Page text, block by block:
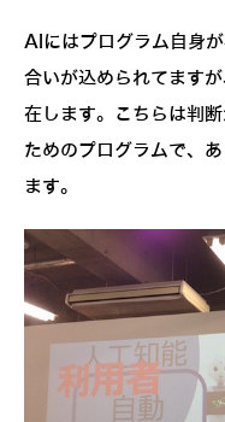
AIにはプログラム自身
合いが込められてます
在します。こちらは判
ためのプログラムで、
ます。